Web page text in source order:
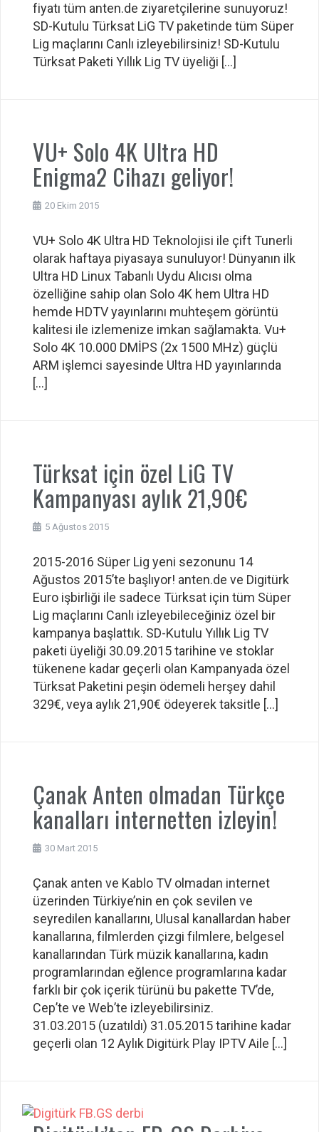
fiyatı tüm anten.de ziyaretçilerine sunuyoruz!
SD-Kutulu Türksat LiG TV paketinde tüm Süper
Lig maçlarını Canlı izleyebilirsiniz! SD-Kutulu
Türksat Paketi Yıllık Lig TV üyeliği […]
VU+ Solo 4K Ultra HD
Enigma2 Cihazı geliyor!
20 Ekim 2015
VU+ Solo 4K Ultra HD Teknolojisi ile çift Tunerli
olarak haftaya piyasaya sunuluyor! Dünyanın ilk
Ultra HD Linux Tabanlı Uydu Alıcısı olma
özelliğine sahip olan Solo 4K hem Ultra HD
hemde HDTV yayınlarını muhteşem görüntü
kalitesi ile izlemenize imkan sağlamakta. Vu+
Solo 4K 10.000 DMİPS (2x 1500 MHz) güçlü
ARM işlemci sayesinde Ultra HD yayınlarında
[…]
Türksat için özel LiG TV
Kampanyası aylık 21,90€
5 Ağustos 2015
2015-2016 Süper Lig yeni sezonunu 14
Ağustos 2015’te başlıyor! anten.de ve Digitürk
Euro işbirliği ile sadece Türksat için tüm Süper
Lig maçlarını Canlı izleyebileceğiniz özel bir
kampanya başlattık. SD-Kutulu Yıllık Lig TV
paketi üyeliği 30.09.2015 tarihine ve stoklar
tükenene kadar geçerli olan Kampanyada özel
Türksat Paketini peşin ödemeli herşey dahil
329€, veya aylık 21,90€ ödeyerek taksitle […]
Çanak Anten olmadan Türkçe
kanalları internetten izleyin!
30 Mart 2015
Çanak anten ve Kablo TV olmadan internet
üzerinden Türkiye’nin en çok sevilen ve
seyredilen kanallarını, Ulusal kanallardan haber
kanallarına, filmlerden çizgi filmlere, belgesel
kanallarından Türk müzik kanallarına, kadın
programlarından eğlence programlarına kadar
farklı bir çok içerik türünü bu pakette TV’de,
Cep’te ve Web’te izleyebilirsiniz.
31.03.2015 (uzatıldı) 31.05.2015 tarihine kadar
geçerli olan 12 Aylık Digitürk Play IPTV Aile […]